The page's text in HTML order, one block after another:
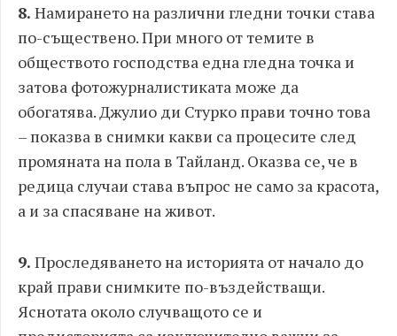
8. Намирането на различни гледни точки става
по-съществено. При много от темите в
обществото господства една гледна точка и
затова фотожурналистиката може да
обогатява. Джулио ди Стурко прави точно това
– показва в снимки какви са процесите след
промяната на пола в Тайланд. Оказва се, че в
редица случаи става въпрос не само за красота,
а и за спасяване на живот.
9. Проследяването на историята от начало до
край прави снимките по-въздействащи.
Яснотата около случващото се и